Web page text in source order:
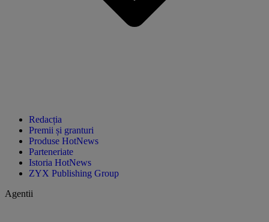
Redacția
Premii și granturi
Produse HotNews
Parteneriate
Istoria HotNews
ZYX Publishing Group
Agentii